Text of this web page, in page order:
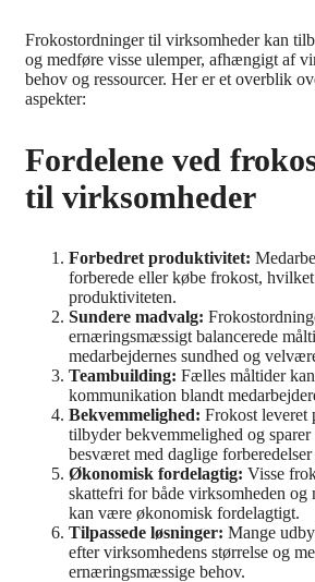
Frokostordninger til virksomheder kan
og medføre visse ulemper, afhængigt af
behov og ressourcer. Her er et overblik
aspekter:
Fordelene ved
til virksomheder
Forbedret produktivitet:
forberede eller købe frokost,
produktiviteten.
Sundere madvalg:
ernæringsmæssigt balancerede
medarbejdernes sundhed og
Teambuilding: Fælles måltider
kommunikation blandt
Bekvemmelighed: Frokost leveret
tilbyder bekvemmelighed og
besværet med daglige forberedelser
Økonomisk fordelagtig: Visse
skattefri for både virksomheden og
kan være økonomisk fordelagtigt.
Tilpassede løsninger: Mange
efter virksomhedens størrelse og
ernæringsmæssige behov.